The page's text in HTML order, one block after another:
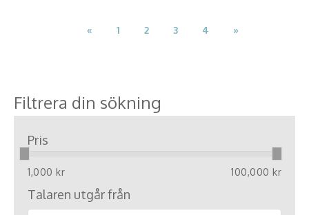
« 1 2 3 4 »
Filtrera din sökning
Pris
1,000 kr 100,000 kr
Talaren utgår från